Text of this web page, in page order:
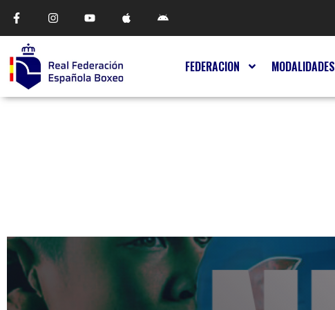
FEDERACION MODALIDADES
FORMACIÓN